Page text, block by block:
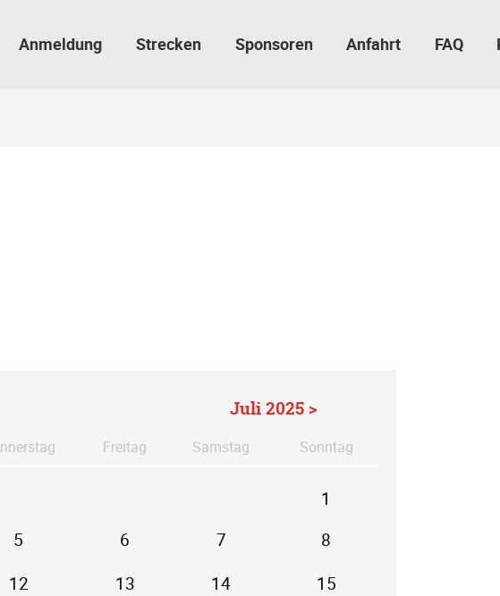
Anmeldung Strecken Sponsoren Anfahrt FAQ
Juli 2025 >
nnerstag Freitag Samstag Sonntag
1
5 6 7
8
12 13 14
15